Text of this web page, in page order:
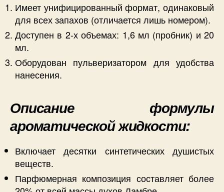
Имеет унифицированный формат, одинаковый
для всех запахов (отличается лишь номером).
Доступен в 2-х объемах: 1,6 мл (пробник) и 20
мл.
Оборудован пульверизатором для удобства
нанесения.
Описание формулы
ароматической жидкости:
Включает десятки синтетических душистых
веществ.
Парфюмерная композиция составляет более